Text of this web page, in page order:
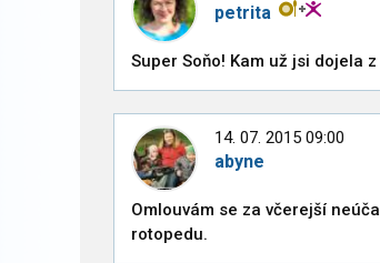
petrita
Super Soňo! Kam už jsi dojela
14. 07. 2015 09:00
abyne
Omlouvám se za včerejší
rotopedu.